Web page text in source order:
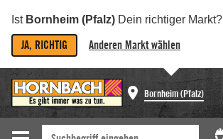
Ist Bornheim (Pfalz) Dein richtiger Markt?
JA, RICHTIG Anderen Markt wählen
Bornheim (Pfalz)